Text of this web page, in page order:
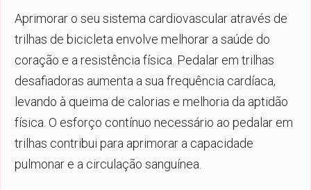
Aprimorar o seu sistema cardiovascular através de
trilhas de bicicleta envolve melhorar a saúde do
coração e a resistência física. Pedalar em trilhas
desafiadoras aumenta a sua frequência cardíaca,
levando à queima de calorias e melhoria da aptidão
física. O esforço contínuo necessário ao pedalar em
trilhas contribui para aprimorar a capacidade
pulmonar e a circulação sanguínea.